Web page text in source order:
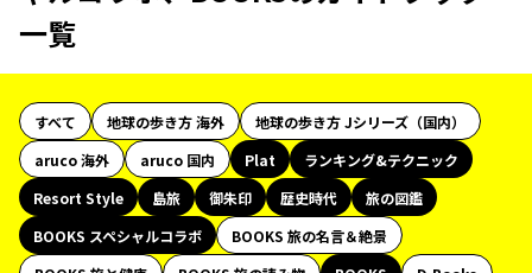
一覧
すべて 地球の歩き方 海外
地球の歩き方 Jシリーズ（国内）
aruco 海外
aruco 国内 Plat
ランキング&テクニック
Resort Style
島旅 御朱印 歴史時代
旅の図鑑
BOOKS スペシャルコラボ
BOOKS 旅の名言＆絶景